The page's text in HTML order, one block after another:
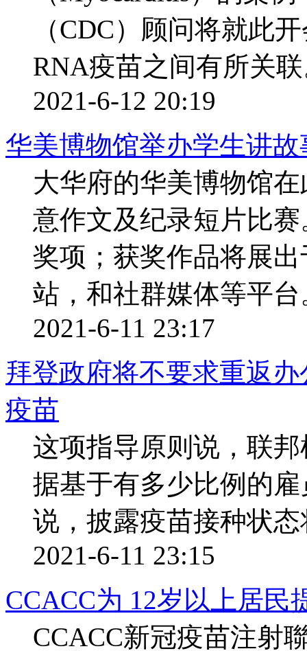
（CDC）顾问将就此
RNA疫苗之间有所关
2021-6-12 20:19
华美博物馆举办学生讲故
大华府的华美博物馆
意作文及纪录短片比
奖项；获奖作品将展
站，和社群媒体等平台
2021-6-11 23:17
拜登政府将不要求重返
疫苗
这项指导原则说，联
据基于有多少比例的
说，披露疫苗接种状
2021-6-11 23:15
CCACC为 12岁以上居民
CCACC新冠疫苗注射